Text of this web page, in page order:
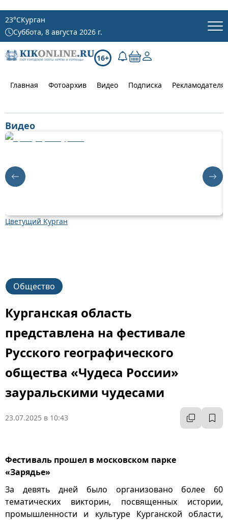
23°CКурган
Суббота, 8 августа 2026 г.
16+
Главная Фотоархив Видео Подписка
Видео
Цветущий Курган
Общество
Курганская область
представлена на фестивале
Русского географического
общества «Чудеса России»
зауральскими чудесами
23.07.2025 в 10:43
Фестиваль прошел в московском парке
«Зарядье»
За девять дней было организовано более 60
тематических викторин, посвященных истории,
промышленности и культуре Курганской области,